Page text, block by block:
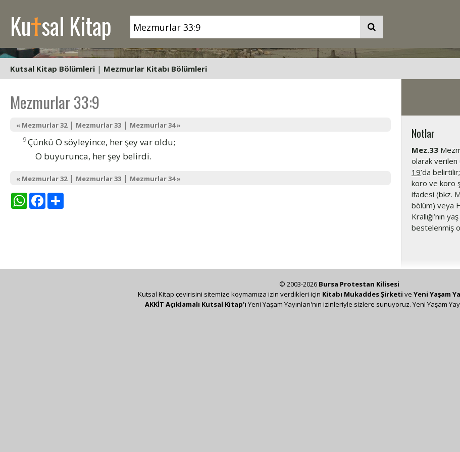
Kutsal Kitap
Kutsal Kitap Bölümleri | Mezmurlar Kitabı Bölümleri
Mezmurlar 33:9
« Mezmurlar 32| Mezmurlar 33 | Mezmurlar 34 »
9Çünkü O söyleyince, her şey var oldu;
O buyurunca, her şey belirdi.
« Mezmurlar 32| Mezmurlar 33 | Mezmurlar 34 »
WhatsAppFacebook
Notlar
Mez.33
olarak verilen
19’da
koro ve koro
ifadesi (bkz.
bölüm) veya
Krallığı’nın
bestelenmiş
© 2003-2026 Bursa Protestan Kilisesi
Kutsal Kitap çevirisini sitemize koymamıza izin verdikleri için Kitabı Mukaddes Şirketi ve Yeni Yaşam
AKKİT Açıklamalı Kutsal Kitap'ı Yeni Yaşam Yayınları'nın izinleriyle sizlere sunuyoruz. Yeni Yaşam